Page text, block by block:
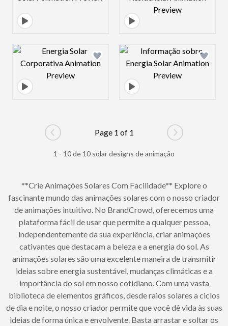
Design preview image Design preview
Go to previous page
Page 1 of 1
Go to next
1 - 10 de 10 solar designs de animação
**Crie Animações Solares Com Facilidade** Explore o
fascinante mundo das animações solares com o nosso criador
de animações intuitivo. No BrandCrowd, oferecemos uma
plataforma fácil de usar que permite a qualquer pessoa,
independentemente da sua experiência, criar animações
cativantes que destacam a beleza e a energia do sol. As
animações solares são uma excelente maneira de transmitir
ideias sobre energia sustentável, mudanças climáticas e a
importância do sol em nosso cotidiano. Com uma vasta
biblioteca de elementos gráficos, desde raios solares a ciclos
de dia e noite, o nosso criador permite que você dê vida às suas
ideias de forma única e envolvente. Basta arrastar e soltar os